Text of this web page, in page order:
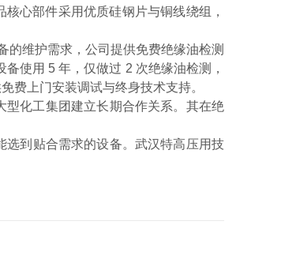
心部件采用优质硅钢片与铜线绕组，
的维护需求，公司提供免费绝缘油检测
使用 5 年，仅做过 2 次绝缘油检测，
费上门安装调试与终身技术支持。
型化工集团建立长期合作关系。其在绝
选到贴合需求的设备。武汉特高压用技